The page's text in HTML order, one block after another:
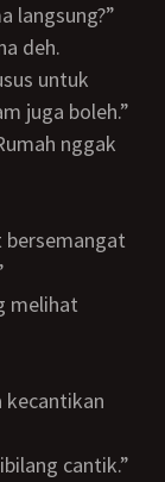
langsung?”
untuk
juga boleh.”
cantik.”